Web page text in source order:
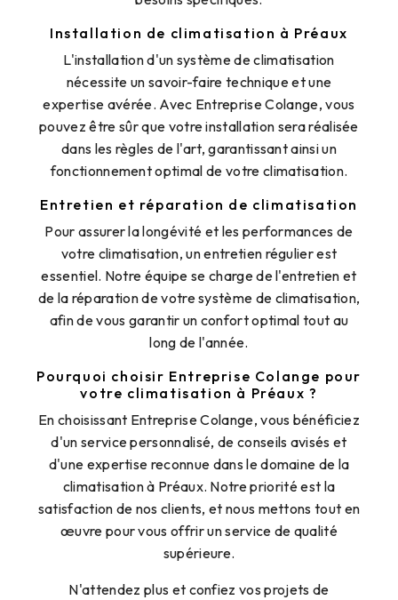
Installation de climatisation à Préaux
L'installation d'un système de climatisation
nécessite un savoir-faire technique et une
expertise avérée. Avec Entreprise Colange, vous
pouvez être sûr que votre installation sera réalisée
dans les règles de l'art, garantissant ainsi un
fonctionnement optimal de votre climatisation.
Entretien et réparation de climatisation
Pour assurer la longévité et les performances de
votre climatisation, un entretien régulier est
essentiel. Notre équipe se charge de l'entretien et
de la réparation de votre système de climatisation,
afin de vous garantir un confort optimal tout au
long de l'année.
Pourquoi choisir Entreprise Colange pour
votre climatisation à Préaux ?
En choisissant Entreprise Colange, vous bénéficiez
d'un service personnalisé, de conseils avisés et
d'une expertise reconnue dans le domaine de la
climatisation à Préaux. Notre priorité est la
satisfaction de nos clients, et nous mettons tout en
œuvre pour vous offrir un service de qualité
supérieure.
N'attendez plus et confiez vos projets de